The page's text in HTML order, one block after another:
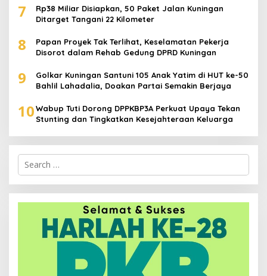
7
Rp38 Miliar Disiapkan, 50 Paket Jalan Kuningan
Ditarget Tangani 22 Kilometer
8
Papan Proyek Tak Terlihat, Keselamatan Pekerja
Disorot dalam Rehab Gedung DPRD Kuningan
9
Golkar Kuningan Santuni 105 Anak Yatim di HUT ke-50
Bahlil Lahadalia, Doakan Partai Semakin Berjaya
10Wabup Tuti Dorong DPPKBP3A Perkuat Upaya Tekan
Stunting dan Tingkatkan Kesejahteraan Keluarga
Search
for: